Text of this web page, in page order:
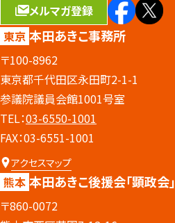
メルマガ登録
東京 本田あきこ事務所
〒100-8962
東京都千代田区永田町2-1-1
参議院議員会館1001号室
TEL：03-6550-1001
FAX：03-6551-1001
アクセスマップ
熊本 本田あきこ後援会「顕政会」
〒860-0072